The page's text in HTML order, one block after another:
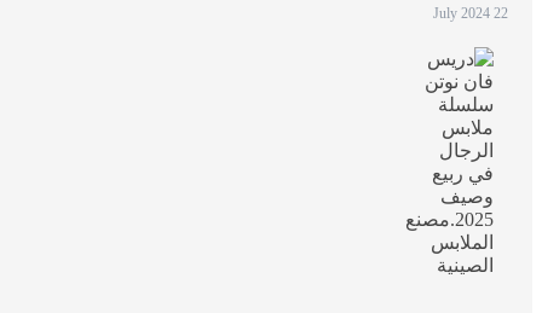
22 July 2024